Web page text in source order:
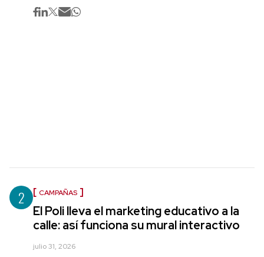
2 CAMPAÑAS
El Poli lleva el marketing educativo a la
calle: así funciona su mural interactivo
julio 31, 2026